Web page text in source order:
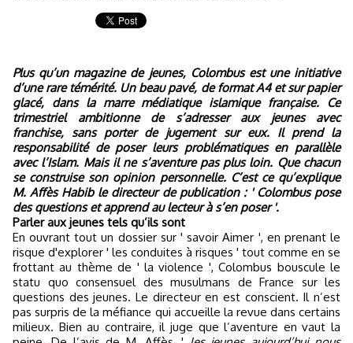
Plus qu’un magazine de jeunes, Colombus est une initiative
d’une rare témérité. Un beau pavé, de format A4 et sur papier
glacé, dans la marre médiatique islamique française. Ce
trimestriel ambitionne de s’adresser aux jeunes avec
franchise, sans porter de jugement sur eux. Il prend la
responsabilité de poser leurs problématiques en parallèle
avec l’Islam. Mais il ne s’aventure pas plus loin. Que chacun
se construise son opinion personnelle. C’est ce qu’explique
M. Affès Habib le directeur de publication : ' Colombus pose
des questions et apprend au lecteur à s’en poser '.
Parler aux jeunes tels qu’ils sont
En ouvrant tout un dossier sur ' savoir Aimer ', en prenant le
risque d'explorer ' les conduites à risques ' tout comme en se
frottant au thème de ' la violence ', Colombus bouscule le
statu quo consensuel des musulmans de France sur les
questions des jeunes. Le directeur en est conscient. Il n’est
pas surpris de la méfiance qui accueille la revue dans certains
milieux. Bien au contraire, il juge que l’aventure en vaut la